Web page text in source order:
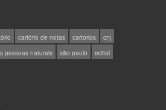
cartório de notas cartórios
cnj
pessoas naturais são paulo
edital